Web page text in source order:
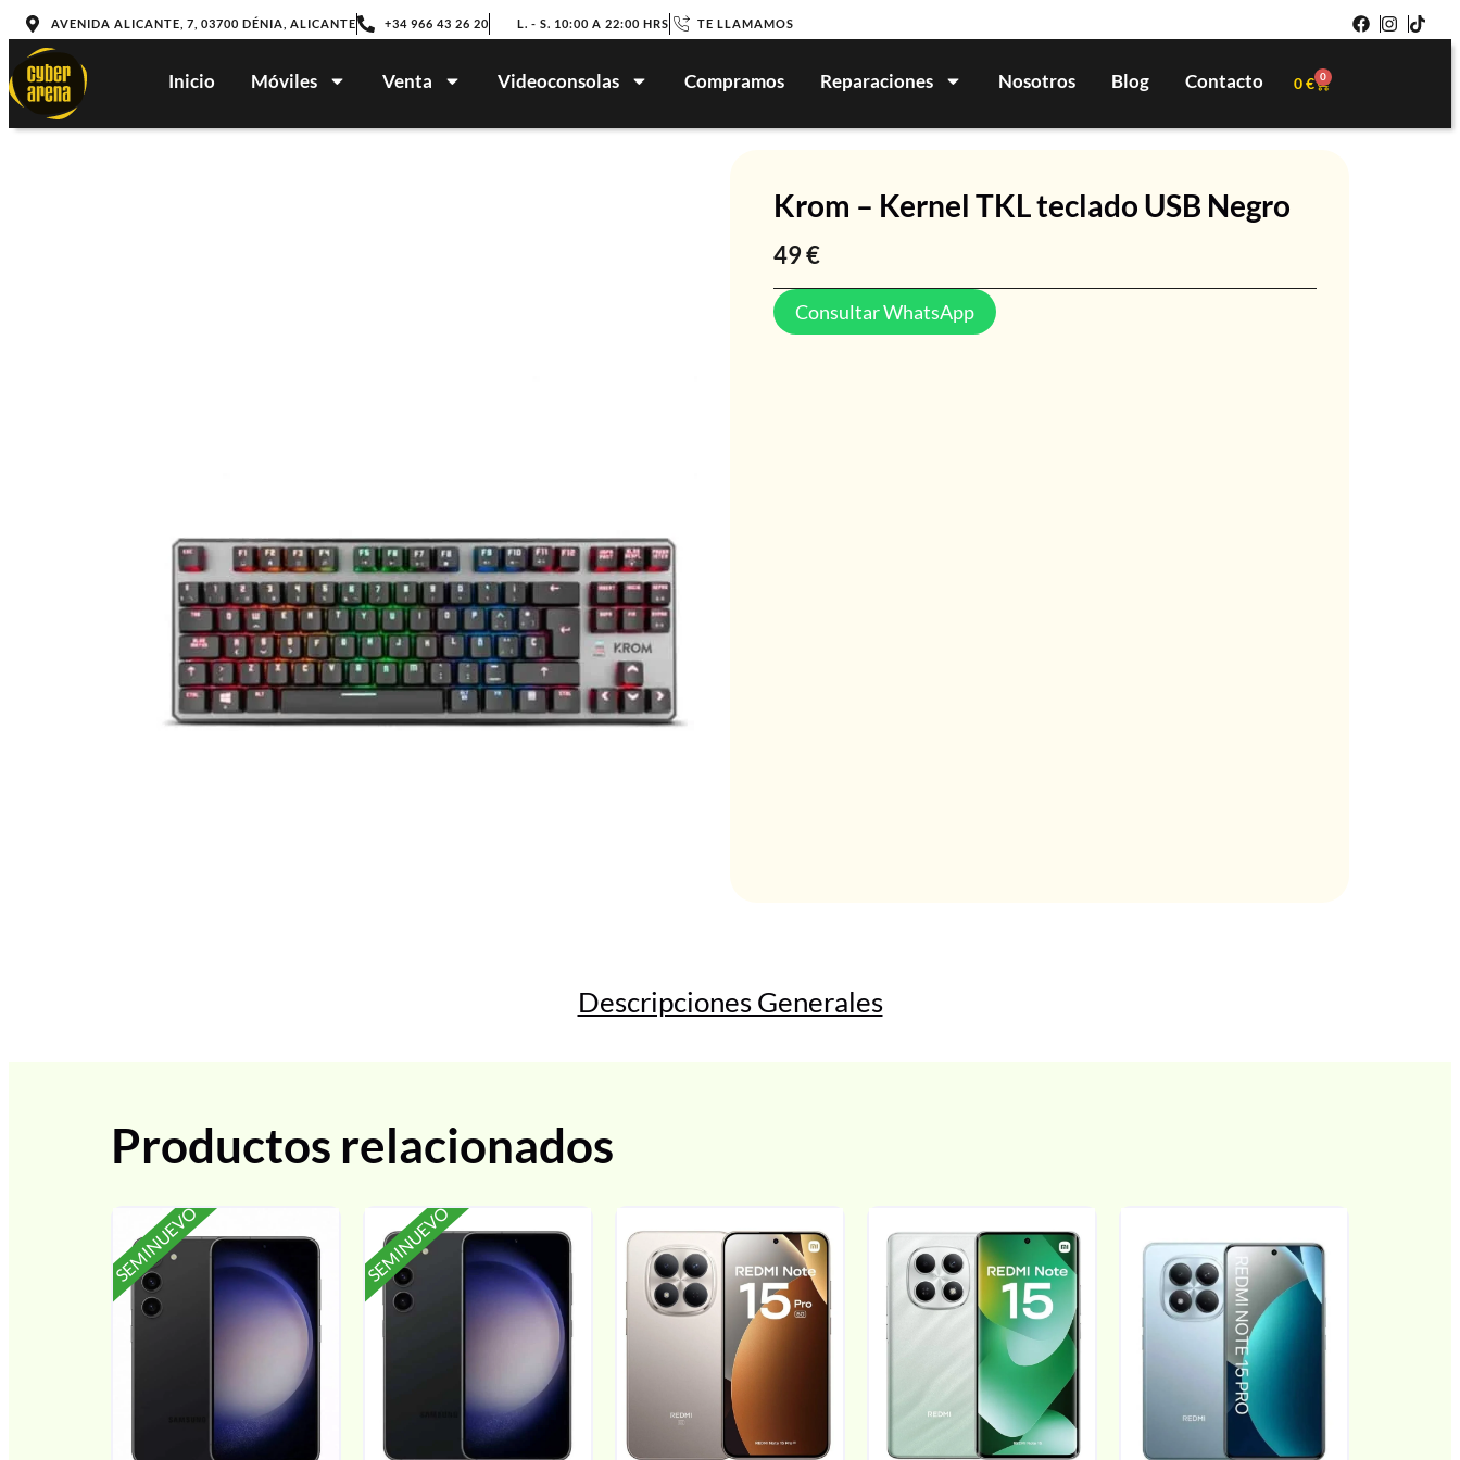
AVENIDA ALICANTE, 7, 03700 DÉNIA, ALICANTE +34 966 43 26 20 L. - S. 10:00 A 22:00 HRS TE LLAMAMOS
Inicio Móviles Venta Videoconsolas Compramos Reparaciones Nosotros Blog Contacto 0€ 0
Krom – Kernel TKL teclado USB Negro
49€
Consultar WhatsApp
Descripciones Generales
Productos relacionados
SEMINUEVO SEMINUEVO